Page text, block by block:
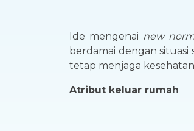
Ide mengenai new
berdamai dengan situasi
tetap menjaga
Atribut keluar rumah